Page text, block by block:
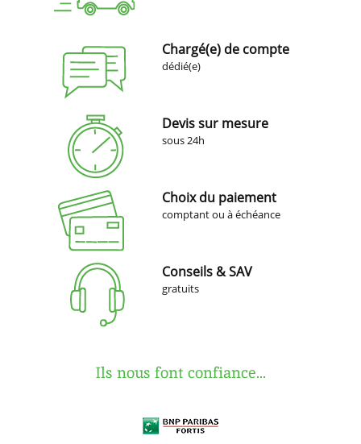
Chargé(e) de compte
dédié(e)
Devis sur mesure
sous 24h
Choix du paiement
comptant ou à échéance
Conseils & SAV
gratuits
Ils nous font confiance...